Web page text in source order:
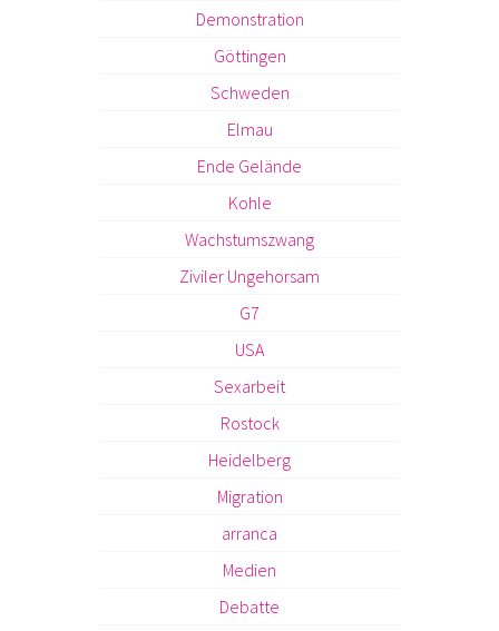
Demonstration
Göttingen
Schweden
Elmau
Ende Gelände
Kohle
Wachstumszwang
Ziviler Ungehorsam
G7
USA
Sexarbeit
Rostock
Heidelberg
Migration
arranca
Medien
Debatte